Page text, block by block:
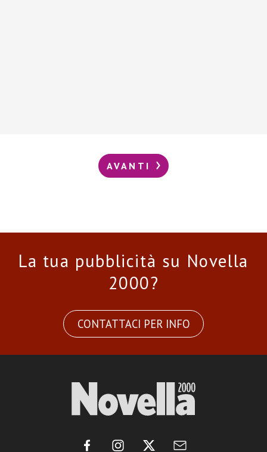
AVANTI
La tua pubblicità su Novella
2000?
CONTATTACI PER INFO